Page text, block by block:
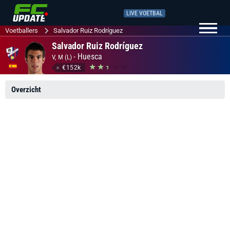
LIVE VOETBAL
Voetballers Salvador Ruiz Rodríguez
Salvador Ruiz Rodríguez
V, M (L) - Huesca
€152k
Overzicht